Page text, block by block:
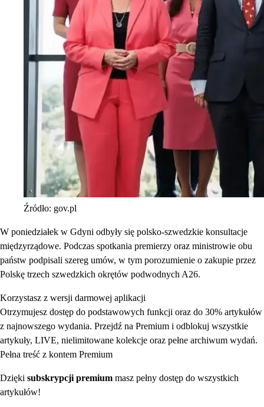
Źródło: gov.pl
W poniedziałek w Gdyni odbyły się polsko-szwedzkie konsultacje
międzyrządowe. Podczas spotkania premierzy oraz ministrowie obu
państw podpisali szereg umów, w tym porozumienie o zakupie przez
Polskę trzech szwedzkich okrętów podwodnych A26.
Korzystasz z wersji darmowej aplikacji
Otrzymujesz dostęp do podstawowych funkcji oraz do 30% artykułów
z najnowszego wydania. Przejdź na Premium i odblokuj wszystkie
artykuły, LIVE, nielimitowane kolekcje oraz pełne archiwum wydań.
Pełna treść z kontem Premium
Dzięki subskrypcji premium masz pełny dostęp do wszystkich
artykułów!